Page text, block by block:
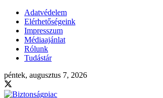
Adatvédelem
Elérhetőségeink
Impresszum
Médiaajánlat
Rólunk
Tudástár
péntek, augusztus 7, 2026